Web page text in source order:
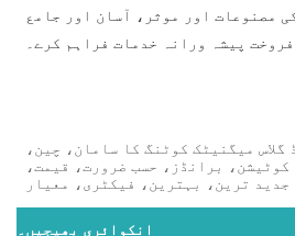
مصنوعات اور موثر، آسان اور جامع
پیشہ ورانہ خدمات فراہم کرے۔
گلاس میگنیٹک کوٹنگ کا سامان، چین،
کوٹیشن، برانڈز، حسب ضرورت، قیمت،
جدید ترین، بہترین، فیکٹری، معیار
انکوائری بھیجیں۔